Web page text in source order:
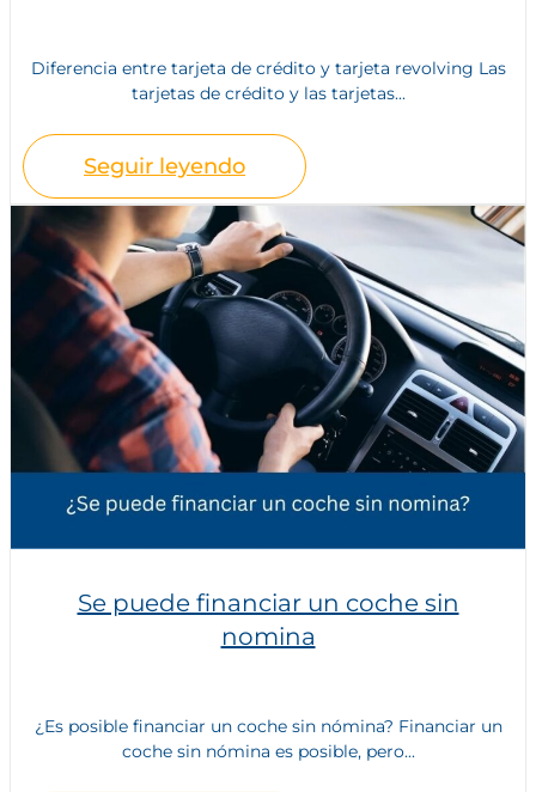
Diferencia entre tarjeta de crédito y tarjeta revolving Las
tarjetas de crédito y las tarjetas...
Seguir leyendo
Se puede financiar un coche sin
nomina
¿Es posible financiar un coche sin nómina? Financiar un
coche sin nómina es posible, pero...